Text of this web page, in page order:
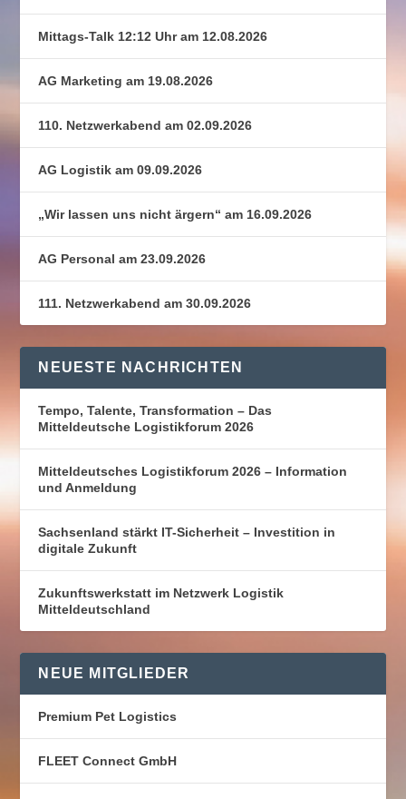
Mittags-Talk 12:12 Uhr am 12.08.2026
AG Marketing am 19.08.2026
110. Netzwerkabend am 02.09.2026
AG Logistik am 09.09.2026
„Wir lassen uns nicht ärgern“ am 16.09.2026
AG Personal am 23.09.2026
111. Netzwerkabend am 30.09.2026
NEUESTE NACHRICHTEN
Tempo, Talente, Transformation – Das
Mitteldeutsche Logistikforum 2026
Mitteldeutsches Logistikforum 2026 – Information
und Anmeldung
Sachsenland stärkt IT-Sicherheit – Investition in
digitale Zukunft
Zukunftswerkstatt im Netzwerk Logistik
Mitteldeutschland
NEUE MITGLIEDER
Premium Pet Logistics
FLEET Connect GmbH